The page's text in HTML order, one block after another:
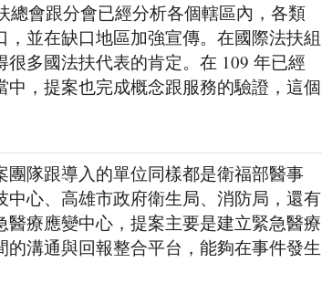
總會跟分會已經分析各個轄區內，各類
並在缺口地區加強宣傳。在國際法扶組
多國法扶代表的肯定。在 109 年已經
，提案也完成概念跟服務的驗證，這個
隊跟導入的單位同樣都是衛福部醫事
心、高雄市政府衛生局、消防局，還有
療應變中心，提案主要是建立緊急醫療
溝通與回報整合平台，能夠在事件發生